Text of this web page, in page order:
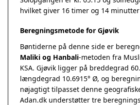
hvilket giver 16 timer og 14
Beregningsmetode for Gjøvik
Bøntiderne på denne side er
Maliki og Hanbali-metoden fra
KSA. Gjøvik ligger på breddegrad
længdegrad 10.6915° Ø, og
nøjagtigt tilpasset denne
Adan.dk understøtter tre